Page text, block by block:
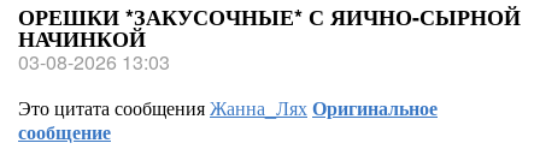
ОРЕШКИ *ЗАКУСОЧНЫЕ* С ЯИЧНО-СЫРНОЙ
НАЧИНКОЙ
03-08-2026 13:03
Это цитата сообщенияЖанна_ЛяхОригинальное
сообщение